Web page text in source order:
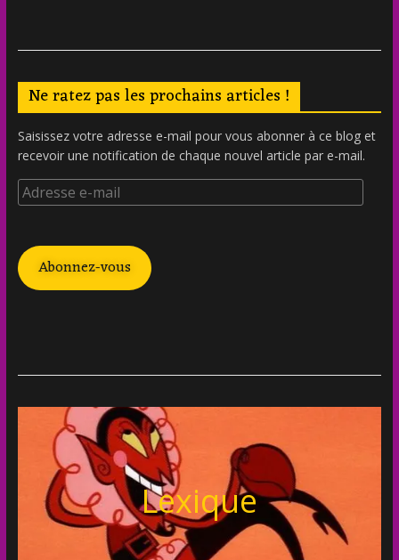
Ne ratez pas les prochains articles !
Saisissez votre adresse e-mail pour vous abonner à ce blog et
recevoir une notification de chaque nouvel article par e-mail.
Abonnez-vous
Lexique